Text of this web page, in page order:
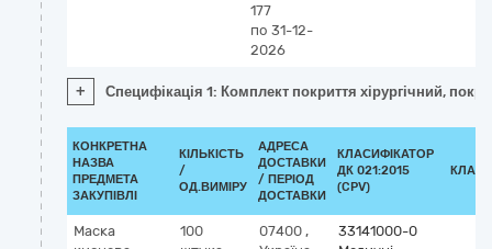
177
по 31-12-
2026
+ Специфікація 1: Комплект покриття хірургічний,
КОНКРЕТНА
НАЗВА
ПРЕДМЕТА
ЗАКУПІВЛІ
КІЛЬКІСТЬ
/
ОД.ВИМІРУ
АДРЕСА
ДОСТАВКИ
/ ПЕРІОД
ДОСТАВКИ
КЛАСИФІКАТОР
ДК 021:2015
(CPV)
Маска
100
07400 ,
33141000-0